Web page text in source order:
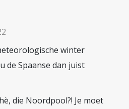
winter
de Spaanse dan juist
die Noordpool?! Je moet